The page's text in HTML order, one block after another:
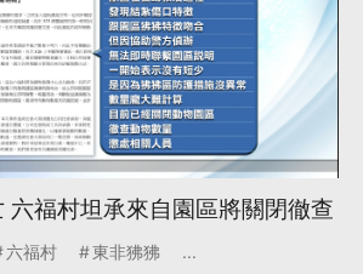
六福村坦承來自園區將關閉徹查
六福村 東非狒狒 ...